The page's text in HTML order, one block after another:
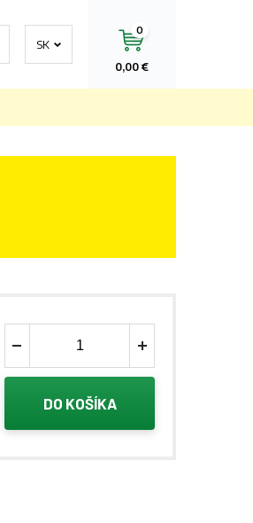
0,00 €
0
SKHľadať
DO KOŠÍKA